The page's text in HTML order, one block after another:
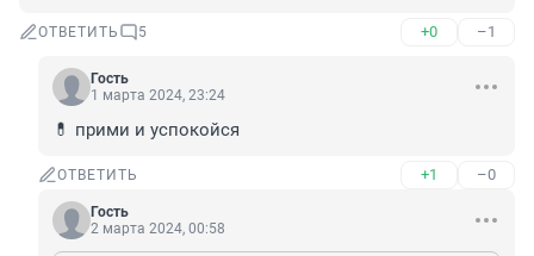
ОТВЕТИТЬ 5 +0 –1
Гость
1 марта 2024, 23:24
💊 прими и успокойся
ОТВЕТИТЬ +1 –0
Гость
2 марта 2024, 00:58